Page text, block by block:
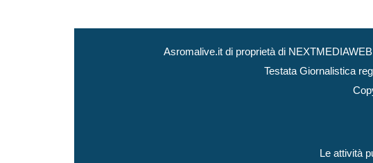
Asromalive.it di proprietà di
Testata Giornalistica
Le attività